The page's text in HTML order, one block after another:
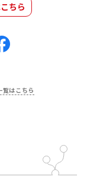
ちら
覧はこちら